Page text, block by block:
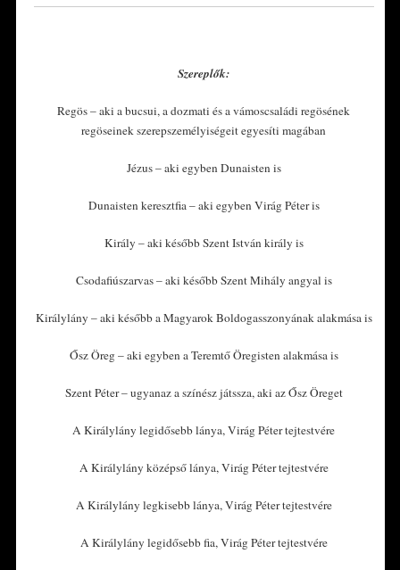
Szereplők:
Regös – aki a bucsui, a dozmati és a vámoscsaládi regösének
regöseinek szerepszemélyiségeit egyesíti magában
Jézus – aki egyben Dunaisten is
Dunaisten keresztfia – aki egyben Virág Péter is
Király – aki később Szent István király is
Csodafiúszarvas – aki később Szent Mihály angyal is
Királylány – aki később a Magyarok Boldogasszonyának alakmása is
Ősz Öreg – aki egyben a Teremtő Öregisten alakmása is
Szent Péter – ugyanaz a színész játssza, aki az Ősz Öreget
A Királylány legidősebb lánya, Virág Péter tejtestvére
A Királylány középső lánya, Virág Péter tejtestvére
A Királylány legkisebb lánya, Virág Péter tejtestvére
A Királylány legidősebb fia, Virág Péter tejtestvére